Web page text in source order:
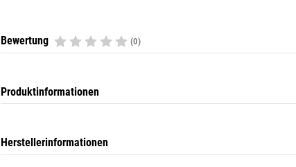
Bewertung (0)
Produktinformationen
Herstellerinformationen